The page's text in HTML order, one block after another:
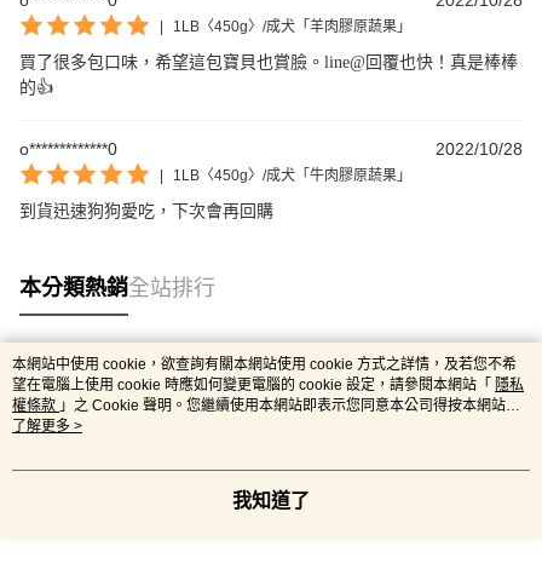
1LB〈450g〉/成犬「羊肉膠原蔬果」
買了很多包口味，希望這包寶貝也賞臉。line@回覆也快！真是棒棒
的👍
o*************0 2022/10/28
1LB〈450g〉/成犬「牛肉膠原蔬果」
到貨迅速狗狗愛吃，下次會再回購
本分類熱銷全站排行
熱門標籤
本網站中使用 cookie，欲查詢有關本網站使用 cookie 方式之詳情，及若您不希
望在電腦上使用 cookie 時應如何變更電腦的 cookie 設定，請參閱本網站「 隱私
權條款 」之 Cookie 聲明。您繼續使用本網站即表示您同意本公司得按本網站使
用條款之 Cookie 聲明使用 cookie。
了解更多 >
我知道了